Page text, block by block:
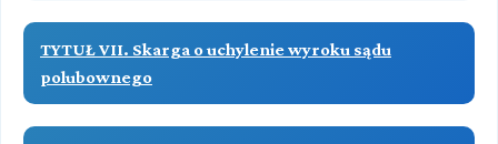
TYTUŁ VII. Skarga o uchylenie wyroku sądu
polubownego